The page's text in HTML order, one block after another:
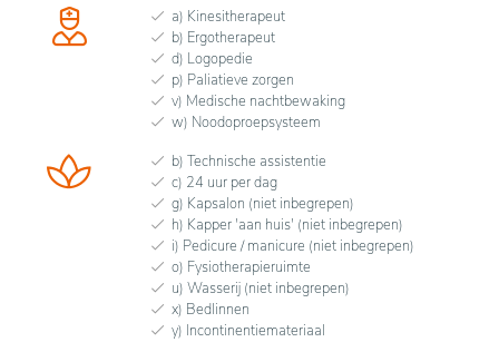
a) Kinesitherapeut
b) Ergotherapeut
d) Logopedie
p) Paliatieve zorgen
v) Medische nachtbewaking
w) Noodoproepsysteem
b) Technische assistentie
c) 24 uur per dag
g) Kapsalon (niet inbegrepen)
h) Kapper 'aan huis' (niet inbegrepen)
i) Pedicure / manicure (niet inbegrepen)
o) Fysiotherapieruimte
u) Wasserij (niet inbegrepen)
x) Bedlinnen
y) Incontinentiemateriaal